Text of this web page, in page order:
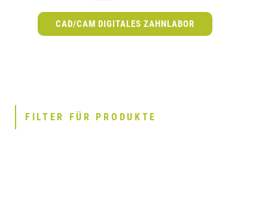
CAD/CAM DIGITALES ZAHNLABOR
FILTER FÜR PRODUKTE